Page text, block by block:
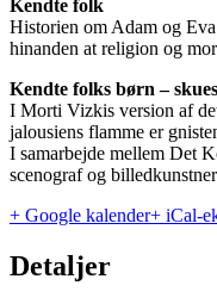
Kendte folk
Historien om Adam og
hinanden at religion og
Kendte folks børn –
I Morti Vizkis version af
jalousiens flamme er
I samarbejde mellem Det
scenograf og
+ Google kalender+ iCal-
Detaljer